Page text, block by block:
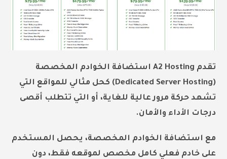
تقدم A2 Hosting استضافة الخوادم المخصصة
(Dedicated Server Hosting) كحل مثالي للمواقع التي
تشهد حركة مرور عالية للغاية، أو التي تتطلب أقصى
درجات الأداء والأمان.
مع استضافة الخوادم المخصصة، يحصل المستخدم
على خادم فعلي كامل مخصص لموقعه فقط، دون